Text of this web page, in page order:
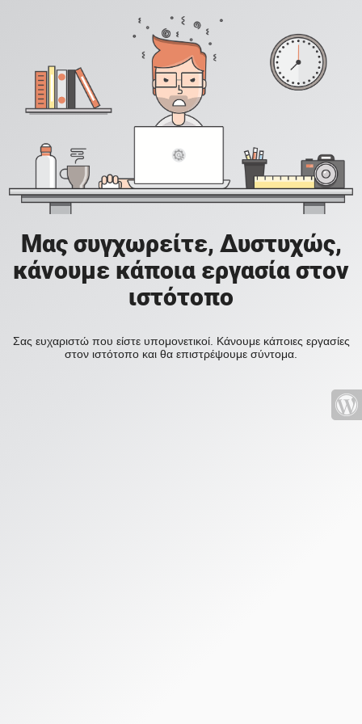
Μας συγχωρείτε, Δυστυχώς,
κάνουμε κάποια εργασία στον
ιστότοπο
Σας ευχαριστώ που είστε υπομονετικοί. Κάνουμε κάποιες εργασίες
στον ιστότοπο και θα επιστρέψουμε σύντομα.